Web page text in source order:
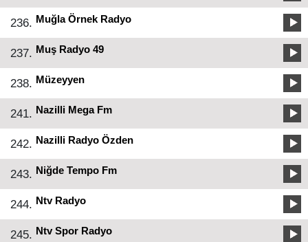
236. Muğla Örnek Radyo
237. Muş Radyo 49
238. Müzeyyen
241. Nazilli Mega Fm
242. Nazilli Radyo Özden
243. Niğde Tempo Fm
244. Ntv Radyo
245. Ntv Spor Radyo